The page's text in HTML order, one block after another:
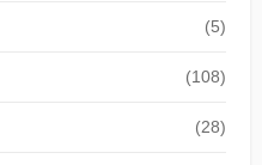
(5)
(108)
(28)